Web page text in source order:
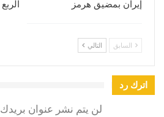
إيران بمضيق هرمز الربع
السابق التالي
اترك رد
لن يتم نشر عنوان بريدك